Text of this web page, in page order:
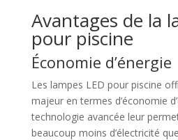
Avantages de la
pour piscine
Économie d’énergie
Les lampes LED pour piscine
majeur en termes d’économie
technologie avancée leur
beaucoup moins d’électricité